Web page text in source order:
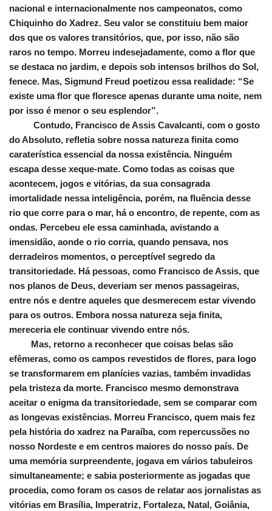
nacional e internacionalmente nos campeonatos, como
Chiquinho do Xadrez. Seu valor se constituiu bem maior
dos que os valores transitórios, que, por isso, não são
raros no tempo. Morreu indesejadamente, como a flor que
se destaca no jardim, e depois sob intensos brilhos do Sol,
fenece. Mas, Sigmund Freud poetizou essa realidade: “Se
existe uma flor que floresce apenas durante uma noite, nem
por isso é menor o seu esplendor”.
Contudo, Francisco de Assis Cavalcanti, com o gosto
do Absoluto, refletia sobre nossa natureza finita como
caraterística essencial da nossa existência. Ninguém
escapa desse xeque-mate. Como todas as coisas que
acontecem, jogos e vitórias, da sua consagrada
imortalidade nessa inteligência, porém, na fluência desse
rio que corre para o mar, há o encontro, de repente, com as
ondas. Percebeu ele essa caminhada, avistando a
imensidão, aonde o rio corria, quando pensava, nos
derradeiros momentos, o perceptível segredo da
transitoriedade. Há pessoas, como Francisco de Assis, que
nos planos de Deus, deveriam ser menos passageiras,
entre nós e dentre aqueles que desmerecem estar vivendo
para os outros. Embora nossa natureza seja finita,
mereceria ele continuar vivendo entre nós.
Mas, retorno a reconhecer que coisas belas são
efêmeras, como os campos revestidos de flores, para logo
se transformarem em planícies vazias, também invadidas
pela tristeza da morte. Francisco mesmo demonstrava
aceitar o enigma da transitoriedade, sem se comparar com
as longevas existências. Morreu Francisco, quem mais fez
pela história do xadrez na Paraíba, com repercussões no
nosso Nordeste e em centros maiores do nosso país. De
uma memória surpreendente, jogava em vários tabuleiros
simultaneamente; e sabia posteriormente as jogadas que
procedia, como foram os casos de relatar aos jornalistas as
vitórias em Brasília, Imperatriz, Fortaleza, Natal, Goiânia,